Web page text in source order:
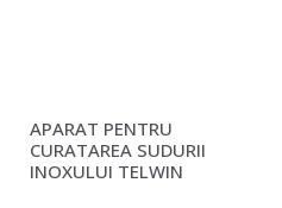
APARAT PENTRU
CURATAREA SUDURII
INOXULUI TELWIN